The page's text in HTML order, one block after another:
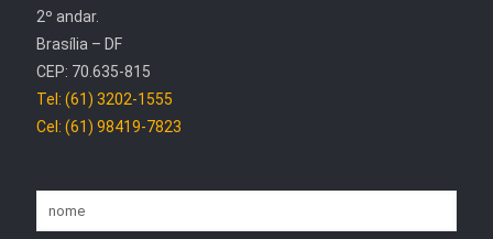
2º andar.
Brasília – DF
CEP: 70.635-815
Tel: (61) 3202-1555
Cel: (61) 98419-7823